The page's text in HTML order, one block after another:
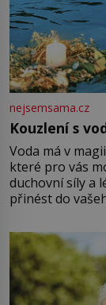
nejsemsama.cz
Kouzlení s
Voda má v
které pro vás
duchovní síly a
přinést do
můžete
větší harmonii